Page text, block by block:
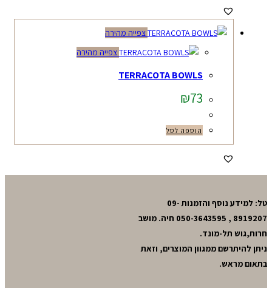
צפייה מהירה
צפייה מהירה
TERRACOTA BOWLS
₪73
הוספה לסל
טל: למידע נוסף והזמנות 09-
8919207 , 050-3643595 חיה. מושב
חרות,גוש תל-מונד.
ניתן להיתרשם ממגוון המוצרים, וזאת
בתאום מראש.